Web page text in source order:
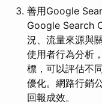
善用Google
Google Search
況、流量來源與
使用者行為分析
標，可以評估不
優化。網路行銷
回報成效。